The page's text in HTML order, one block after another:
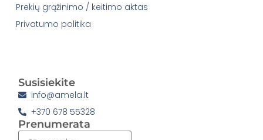
Prekių grąžinimo / keitimo aktas
Privatumo politika
Susisiekite
info@amela.lt
+370 678 55328
Prenumerata